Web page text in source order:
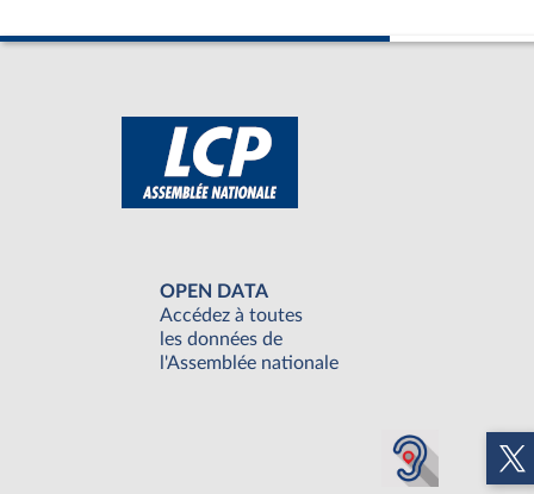
OPEN DATA
Accédez à toutes
les données de
l'Assemblée nationale